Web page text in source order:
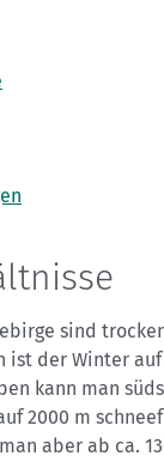
sind
ist der Winter auf
kann man
2000 m
aber ab ca.